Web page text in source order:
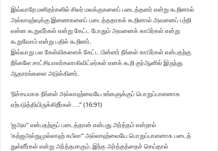
இவ்வாறே மனிதர்களில் சிலர் மலக்குகளைப் படைத்தனர் என்று கூறினால்
அல்லாஹ்வுக்கு இணைகளைப் படைத்ததாகக் கூறினால் அவனைப் பற்றி
என்ன கூறுவீர்கள் என்று கேட்ட போதும் அவனைக் காபிர்கள் என்று
கூறுவோம் என்று பதில் கூறினர்.
இவ்வாறு பல கேள்விகளைக் கேட்ட பின்னர் நீங்கள் காபிர்கள் என்பதற்கு
நீங்களே சாட்சியாளர்களாகிவிட்டீர்கள் எனக் கூறி குர்ஆனில் இருந்து
ஆதாரங்களை அடுக்கினர்.
‘நிச்சயமாக நீங்கள் அல்லாஹ்வையே உங்களுக்குப் பொறுப்பாளனாக
ஏற்படுத்தியிருக்கிறீர்கள்….” (16:91)
‘ஜஅல” என்பதற்குப் படைத்தான் என்பது அர்த்தம் என்றால்
‘கத்ஜஅல்துமுல்லாஹ் கபீலா” அல்லாஹ்வையே பொறுப்பாளனாக படைத்
துள்ளீர்கள் என்று அர்த்தமாகும். இந்த அர்த்தத்தைச் செய்தால்